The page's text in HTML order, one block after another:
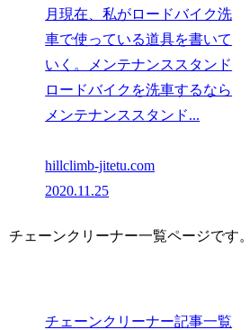
月現在、私がロードバイク洗
車で使っている道具を書いて
いく。メンテナンススタンド
ロードバイクを洗車するなら
メンテナンススタンド...
hillclimb-jitetu.com
2020.11.25
チェーンクリーナー一覧ページです。
チェーンクリーナー記事一覧